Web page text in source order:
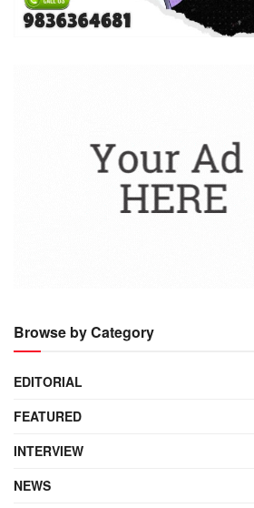
Browse by Category
EDITORIAL
FEATURED
INTERVIEW
NEWS